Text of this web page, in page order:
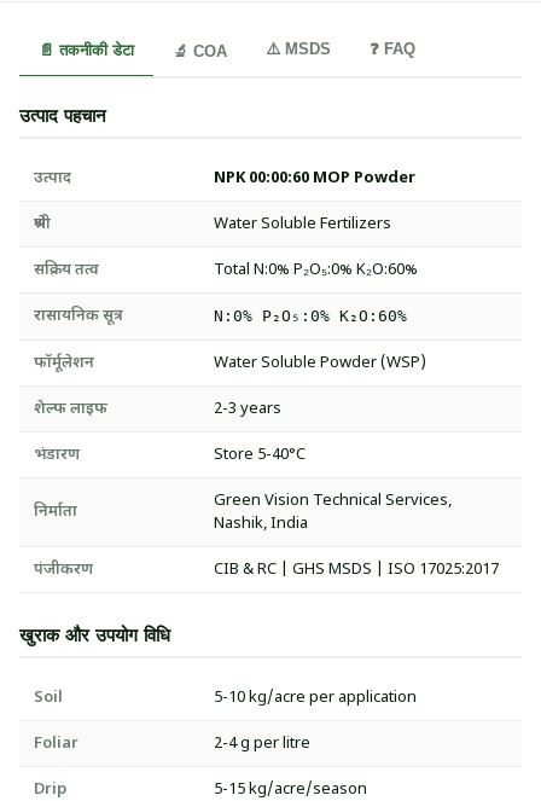
📄 तकनीकी डेटा 🔬 COA ⚠️ MSDS ❓ FAQ
उत्पाद पहचान
उत्पाद NPK 00:00:60 MOP Powder
श्रेणी Water Soluble Fertilizers
सक्रिय तत्व Total N:0% P₂O₅:0% K₂O:60%
रासायनिक सूत्र N:0% P₂O₅:0% K₂O:60%
फॉर्मूलेशन Water Soluble Powder (WSP)
शेल्फ लाइफ 2-3 years
भंडारण Store 5-40°C
निर्माता
Green Vision Technical Services,
Nashik, India
पंजीकरण CIB & RC | GHS MSDS | ISO 17025:2017
खुराक और उपयोग विधि
Soil 5-10 kg/acre per application
Foliar 2-4 g per litre
Drip 5-15 kg/acre/season